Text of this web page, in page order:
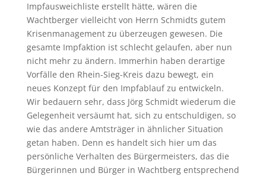
Impfausweichliste erstellt hätte, wären die
Wachtberger vielleicht von Herrn Schmidts gutem
Krisenmanagement zu überzeugen gewesen. Die
gesamte Impfaktion ist schlecht gelaufen, aber nun
nicht mehr zu ändern. Immerhin haben derartige
Vorfälle den Rhein-Sieg-Kreis dazu bewegt, ein
neues Konzept für den Impfablauf zu entwickeln.
Wir bedauern sehr, dass Jörg Schmidt wiederum die
Gelegenheit versäumt hat, sich zu entschuldigen, so
wie das andere Amtsträger in ähnlicher Situation
getan haben. Denn es handelt sich hier um das
persönliche Verhalten des Bürgermeisters, das die
Bürgerinnen und Bürger in Wachtberg entsprechend